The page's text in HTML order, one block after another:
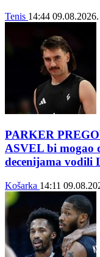
Tenis 14:44 09.08.2026.
PARKER
ASVEL bi mogao
decenijama vodili
Košarka 14:11